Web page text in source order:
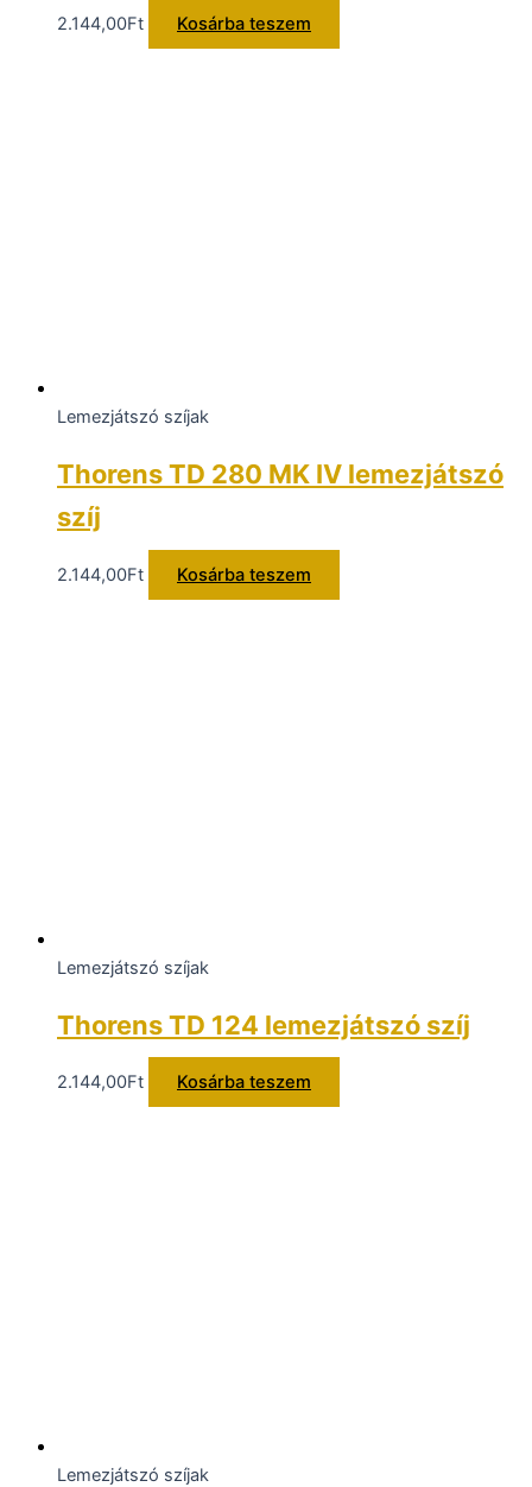
2.144,00Ft Kosárba teszem
Lemezjátszó szíjak
Thorens TD 280 MK IV lemezjátszó
szíj
2.144,00Ft Kosárba teszem
Lemezjátszó szíjak
Thorens TD 124 lemezjátszó szíj
2.144,00Ft Kosárba teszem
Lemezjátszó szíjak